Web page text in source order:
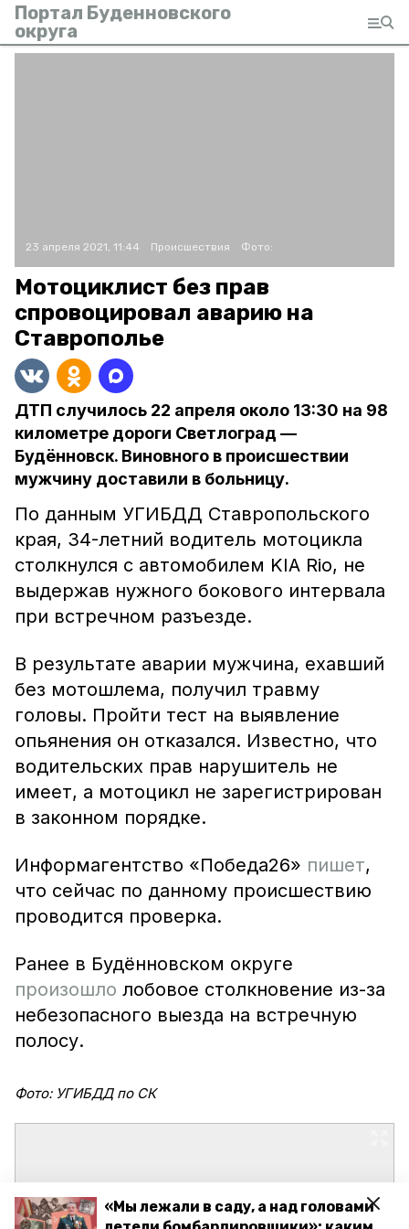
«Мы лежали в саду, а над головами
Портал Буденновского
округа
23 апреля 2021, 11:44 Происшествия Фото:
Мотоциклист без прав
спровоцировал аварию на
Ставрополье
ДТП случилось 22 апреля около 13:30 на 98
километре дороги Светлоград —
Будённовск. Виновного в происшествии
мужчину доставили в больницу.
По данным УГИБДД Ставропольского
края, 34-летний водитель мотоцикла
столкнулся с автомобилем KIA Rio, не
выдержав нужного бокового интервала
при встречном разъезде.
В результате аварии мужчина, ехавший
без мотошлема, получил травму
головы. Пройти тест на выявление
опьянения он отказался. Известно, что
водительских прав нарушитель не
имеет, а мотоцикл не зарегистрирован
в законном порядке.
Информагентство «Победа26» пишет,
что сейчас по данному происшествию
проводится проверка.
Ранее в Будённовском округе
произошло лобовое столкновение из-за
небезопасного выезда на встречную
полосу.
Фото: УГИБДД по СК